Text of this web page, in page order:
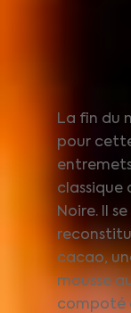
La fin du
pour
entremets
classique
Noire. Il
cacao,
mousse
compoté